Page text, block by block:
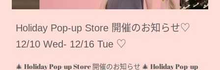
Holiday Pop-up Store 開催のお知らせ♡
12/10 Wed- 12/16 Tue ♡
🎄 Holiday Pop-up Store 開催のお知らせ 🎄 Holiday Pop-up